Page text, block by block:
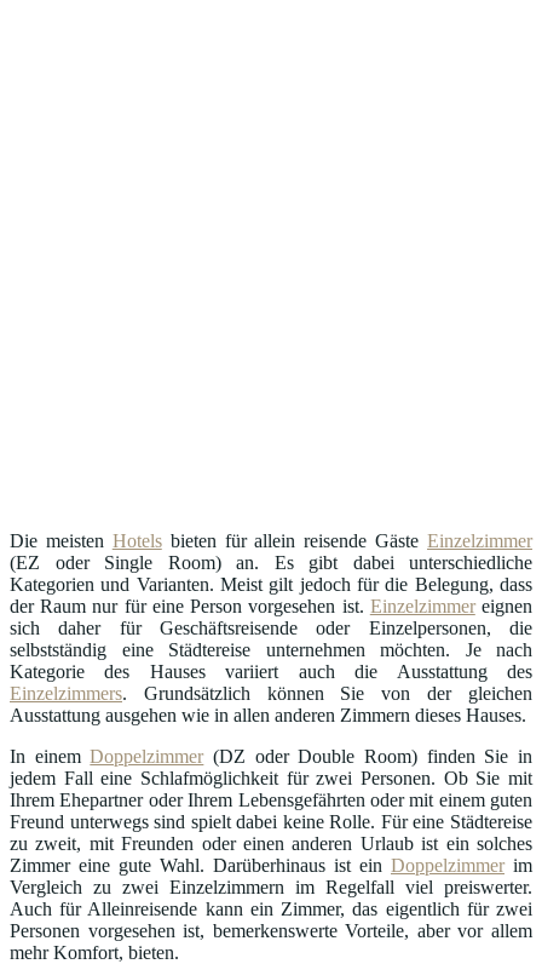
Die meisten Hotelsbieten für allein reisende Gäste Einzelzimmer
(EZ oder Single Room) an. Es gibt dabei unterschiedliche
Kategorien und Varianten. Meist gilt jedoch für die Belegung, dass
der Raum nur für eine Person vorgesehen ist. Einzelzimmereignen
sich daher für Geschäftsreisende oder Einzelpersonen, die
selbstständig eine Städtereise unternehmen möchten. Je nach
Kategorie des Hauses variiert auch die Ausstattung des
Einzelzimmers. Grundsätzlich können Sie von der gleichen
Ausstattung ausgehen wie in allen anderen Zimmern dieses Hauses.
In einemDoppelzimmer(DZ oder Double Room) finden Sie in
jedem Fall eine Schlafmöglichkeit für zwei Personen. Ob Sie mit
Ihrem Ehepartner oder Ihrem Lebensgefährten oder mit einem guten
Freund unterwegs sind spielt dabei keine Rolle. Für eine Städtereise
zu zweit, mit Freunden oder einen anderen Urlaub ist ein solches
Zimmer eine gute Wahl. Darüberhinaus ist ein Doppelzimmerim
Vergleich zu zwei Einzelzimmern im Regelfall viel preiswerter.
Auch für Alleinreisende kann ein Zimmer, das eigentlich für zwei
Personen vorgesehen ist, bemerkenswerte Vorteile, aber vor allem
mehr Komfort, bieten.